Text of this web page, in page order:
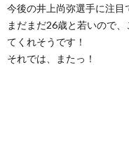
今後の井上尚弥選手に注目
まだまだ26歳と若いので
てくれそうです！
それでは、またっ！